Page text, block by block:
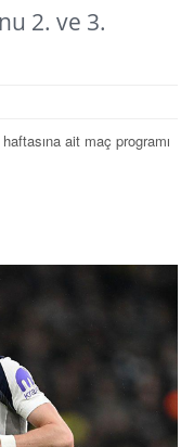
2. ve 3.
ait maç programı